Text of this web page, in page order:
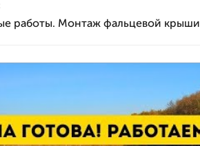
работы. Монтаж фальцевой крыши